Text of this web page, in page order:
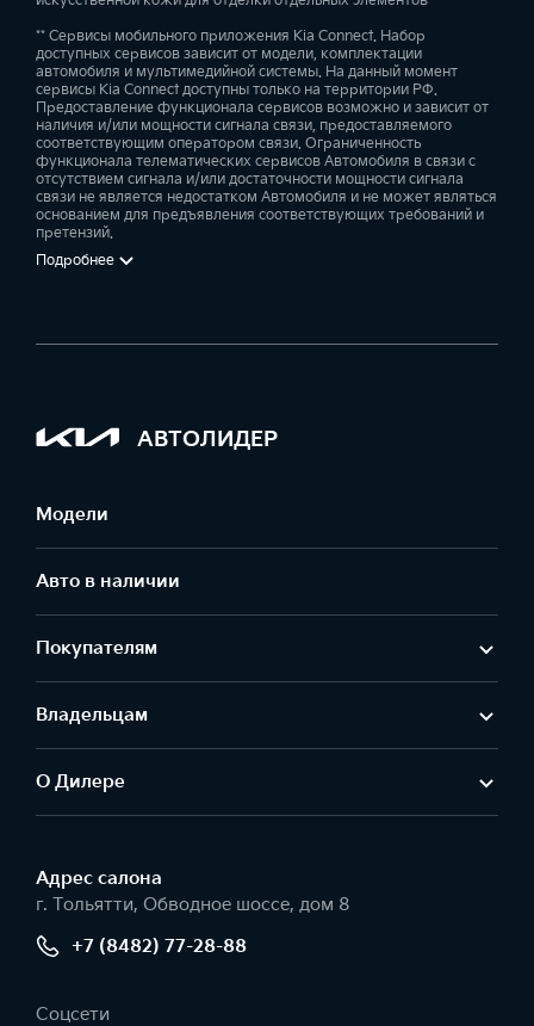
** Сервисы мобильного приложения Kia Connect. Набор
доступных сервисов зависит от модели, комплектации
автомобиля и мультимедийной системы. На данный момент
сервисы Kia Connect доступны только на территории РФ.
Предоставление функционала сервисов возможно и зависит от
наличия и/или мощности сигнала связи, предоставляемого
соответствующим оператором связи. Ограниченность
функционала телематических сервисов Автомобиля в связи с
отсутствием сигнала и/или достаточности мощности сигнала
связи не является недостатком Автомобиля и не может являться
основанием для предъявления соответствующих требований и
претензий.
Подробнее
АВТОЛИДЕР
Модели
Авто в наличии
Покупателям
Владельцам
О Дилере
Адрес салонa
г. Тольятти, Обводное шоссе, дом 8
+7 (8482) 77-28-88
Соцсети